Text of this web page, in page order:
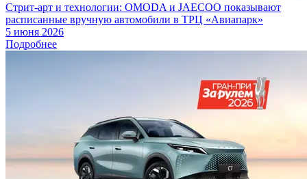
Стрит-арт и технологии: OMODA и JAECOO показывают
расписанные вручную автомобили в ТРЦ «Авиапарк»
5 июня 2026
Подробнее